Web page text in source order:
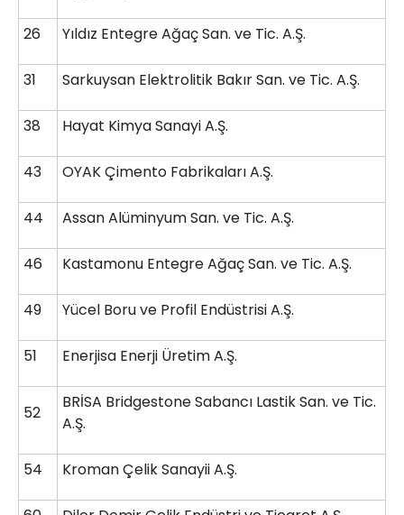
26 Yıldız Entegre Ağaç San. ve Tic. A.Ş.
31 Sarkuysan Elektrolitik Bakır San. ve Tic. A.Ş.
38 Hayat Kimya Sanayi A.Ş.
43 OYAK Çimento Fabrikaları A.Ş.
44 Assan Alüminyum San. ve Tic. A.Ş.
46 Kastamonu Entegre Ağaç San. ve Tic. A.Ş.
49 Yücel Boru ve Profil Endüstrisi A.Ş.
51 Enerjisa Enerji Üretim A.Ş.
52
BRİSA Bridgestone Sabancı Lastik San. ve Tic.
A.Ş.
54 Kroman Çelik Sanayii A.Ş.